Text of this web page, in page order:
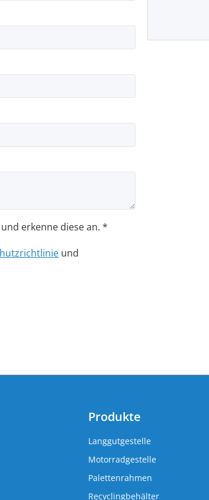
erkenne diese an. *
und
Produkte
Langgutgestelle
Motorradgestelle
Palettenrahmen
Recyclingbehälter